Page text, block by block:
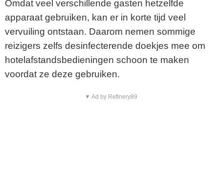
Omdat veel verschillende gasten hetzelfde
apparaat gebruiken, kan er in korte tijd veel
vervuiling ontstaan. Daarom nemen sommige
reizigers zelfs desinfecterende doekjes mee om
hotelafstandsbedieningen schoon te maken
voordat ze deze gebruiken.
▼ Ad by Refinery89